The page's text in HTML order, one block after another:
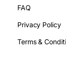
了解博籃馬蹄
博籃馬蹄蘭是
還因為它的花
脫俗的香氣，
FAQ
Privacy Policy
Terms &